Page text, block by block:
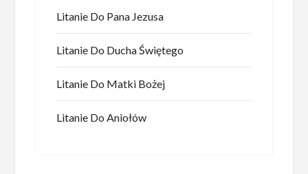
Litanie Do Pana Jezusa
Litanie Do Ducha Świętego
Litanie Do Matki Bożej
Litanie Do Aniołów